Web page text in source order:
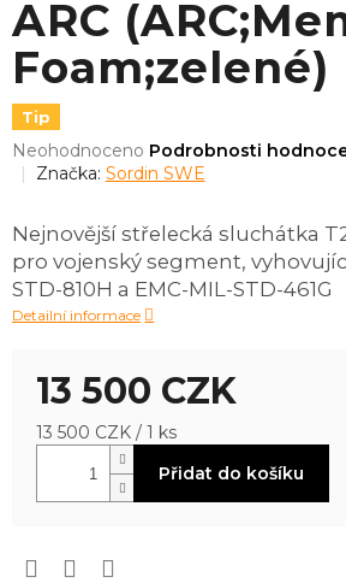
ARC
Foam;zelené)
Tip
Průměrné
hodnocení
0,0
z
5
hvězdiček.
Neohodnoceno Podrobnosti
Značka: Sordin SWE
13 500 CZK
Měrná
13 500 CZK / 1 ks
Přidat do košíku
Nejnovější střelecká sluchátka
pro vojenský segment,
STD-810H a EMC-MIL-STD-461G
Detailní informace